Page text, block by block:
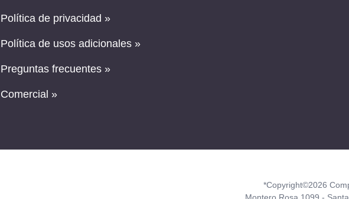
Política de privacidad »
Política de usos adicionales »
Preguntas frecuentes »
Comercial »
*Copyright©2026